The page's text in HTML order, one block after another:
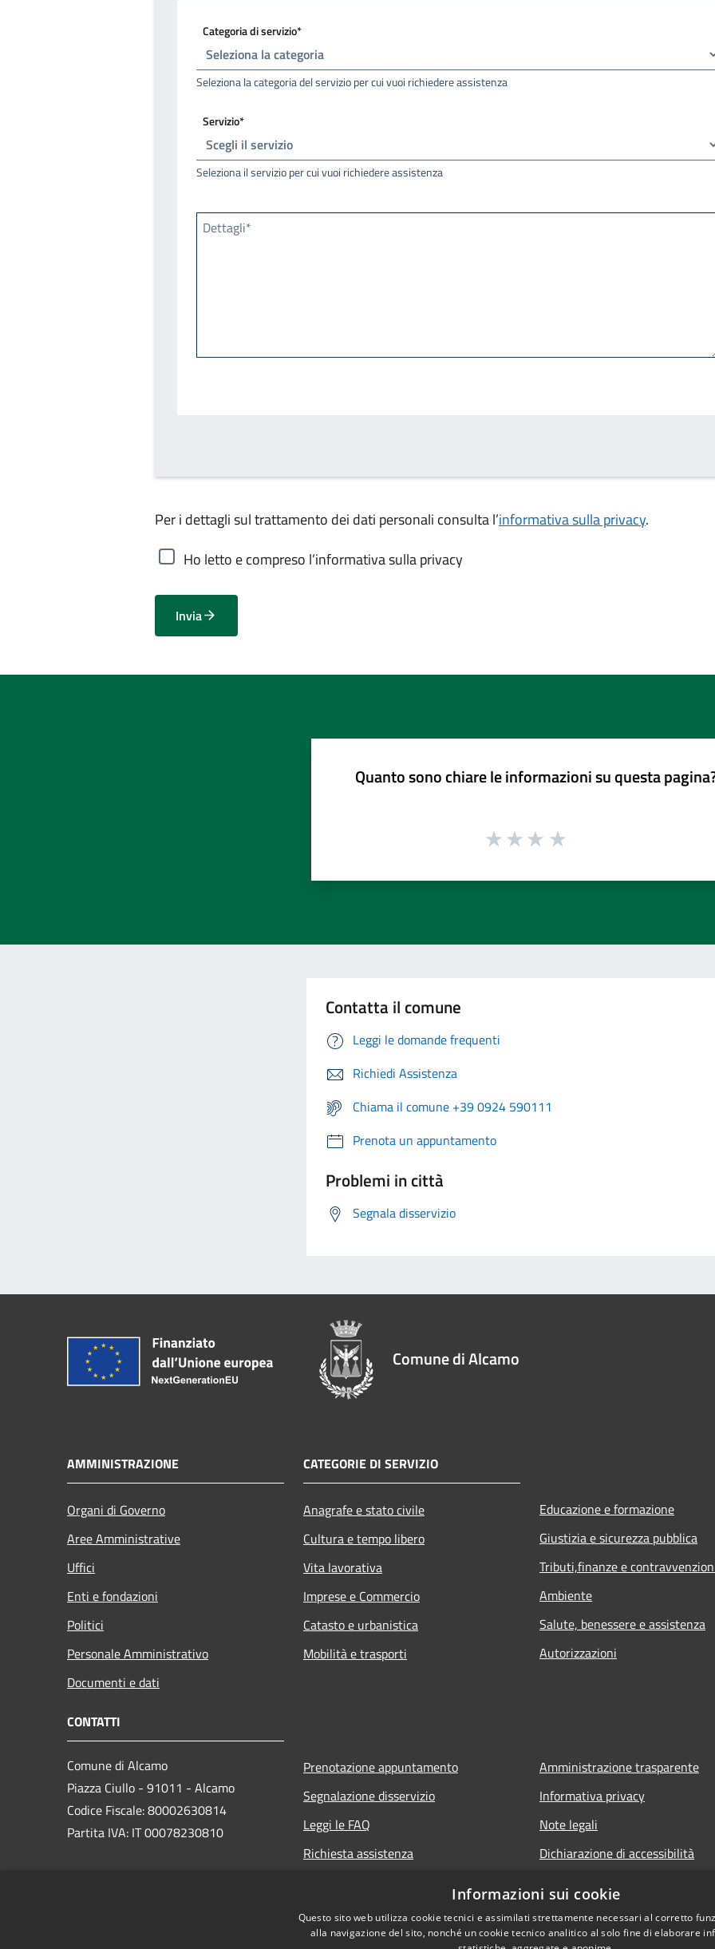
Categoria di servizio*
Seleziona la categoria del servizio per cui vuoi richiedere assistenza
Servizio*
Seleziona il servizio per cui vuoi richiedere assistenza
Dettagli*
Per i dettagli sul trattamento dei dati personali consulta l’informativa sulla privacy.
Ho letto e compreso l’informativa sulla privacy
Invia
Quanto sono chiare le informazioni su questa
Contatta il comune
Leggi le domande frequenti
Richiedi Assistenza
Chiama il comune +39 0924 590111
Prenota un appuntamento
Problemi in città
Segnala disservizio
Comune di Alcamo
AMMINISTRAZIONE
Organi di Governo
Aree Amministrative
Uffici
Enti e fondazioni
Politici
Personale Amministrativo
Documenti e dati
CATEGORIE DI SERVIZIO
Anagrafe e stato civile
Cultura e tempo libero
Vita lavorativa
Imprese e Commercio
Catasto e urbanistica
Mobilità e trasporti
Educazione e formazione
Giustizia e sicurezza pubblica
Tributi,finanze e
Ambiente
Salute, benessere e assistenza
Autorizzazioni
CONTATTI
Comune di Alcamo
Piazza Ciullo - 91011 - Alcamo
Codice Fiscale: 80002630814
Partita IVA: IT 00078230810
Prenotazione appuntamento
Segnalazione disservizio
Leggi le FAQ
Richiesta assistenza
Amministrazione trasparente
Informativa privacy
Note legali
Dichiarazione di accessibilità
Informazioni sui cookie
Questo sito web utilizza cookie tecnici e assimilati strettamente necessari al corretto
alla navigazione del sito, nonché un cookie tecnico analitico al solo fine di elaborare